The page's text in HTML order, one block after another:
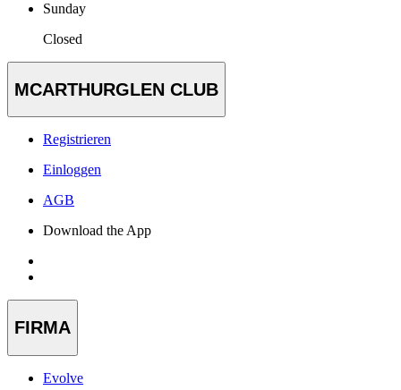
Sunday
Closed
MCARTHURGLEN CLUB
Registrieren
Einloggen
AGB
Download the App
FIRMA
Evolve